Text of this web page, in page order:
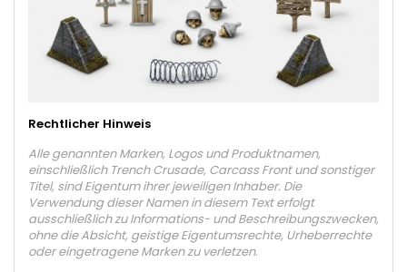
Rechtlicher Hinweis
Alle genannten Marken, Logos und Produktnamen,
einschließlich Trench Crusade, Carcass Front und sonstiger
Titel, sind Eigentum ihrer jeweiligen Inhaber. Die
Verwendung dieser Namen in diesem Text erfolgt
ausschließlich zu Informations- und Beschreibungszwecken,
ohne die Absicht, geistige Eigentumsrechte, Urheberrechte
oder eingetragene Marken zu verletzen.